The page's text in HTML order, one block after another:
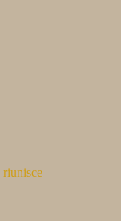
riunisce